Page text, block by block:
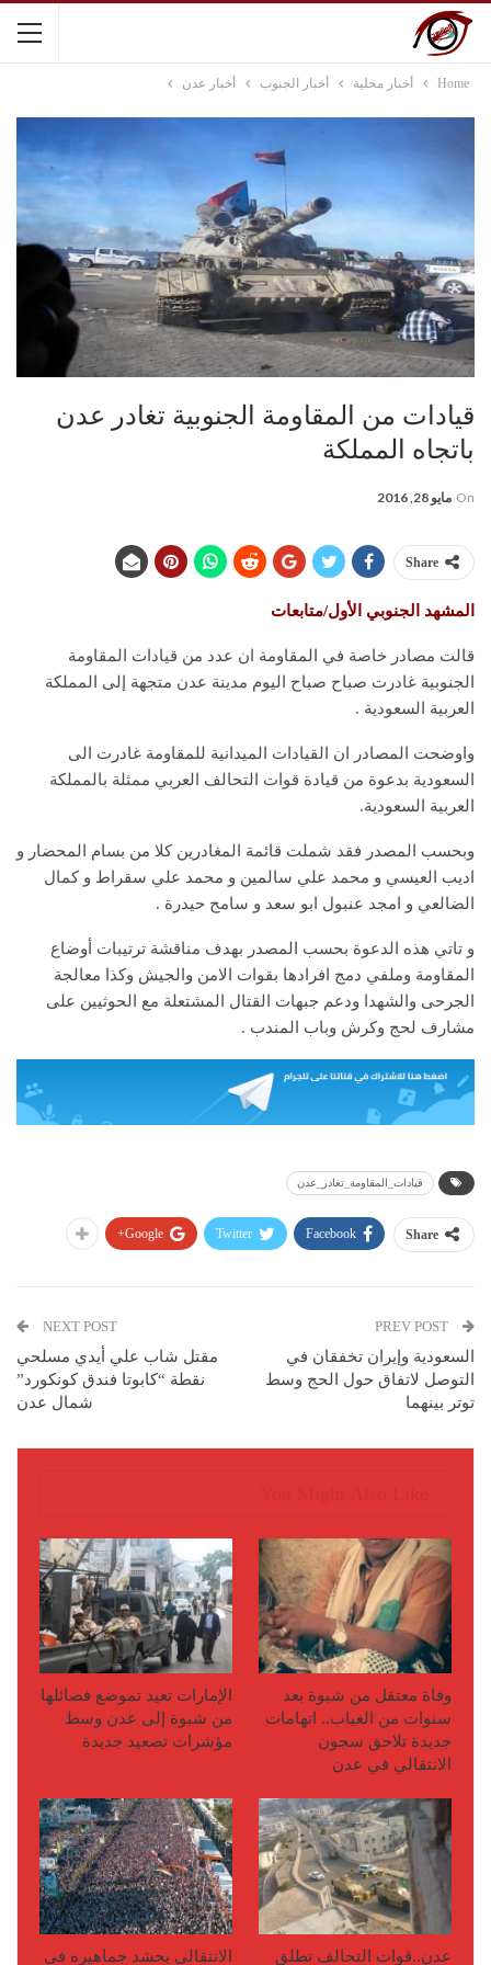
Home أخبار محلية أخبار الجنوب أخبار عدن
قيادات من المقاومة الجنوبية تغادر عدن
باتجاه المملكة
On مايو 28, 2016
Share
المشهد الجنوبي الأول/متابعات
قالت مصادر خاصة في المقاومة ان عدد من قيادات المقاومة
الجنوبية غادرت صباح صباح اليوم مدينة عدن متجهة إلى المملكة
العربية السعودية .
واوضحت المصادر ان القيادات الميدانية للمقاومة غادرت الى
السعودية بدعوة من قيادة قوات التحالف العربي ممثلة بالمملكة
العربية السعودية.
وبحسب المصدر فقد شملت قائمة المغادرين كلا من بسام المحضار و
اديب العيسي و محمد علي سالمين و محمد علي سقراط و كمال
الضالعي و امجد عنبول ابو سعد و سامح حيدرة .
و تاتي هذه الدعوة بحسب المصدر بهدف مناقشة ترتيبات أوضاع
المقاومة وملفي دمج افرادها بقوات الامن والجيش وكذا معالجة
الجرحى والشهدا ودعم جبهات القتال المشتعلة مع الحوثيين على
مشارف لحج وكرش وباب المندب .
قيادات_المقاومة_تغادر_عدن
Share
Facebook
Twitter
Google+
السعودية وإيران تخفقان في
التوصل لاتفاق حول الحج وسط
توتر بينهما
NEXT POST
مقتل شاب علي أيدي مسلحي
نقطة “كابوتا فندق كونكورد”
شمال عدن
وفاة معتقل من شبوة بعد
سنوات من الغياب.. اتهامات
جديدة تلاحق سجون
الانتقالي في عدن
الإمارات تعيد تموضع فصائلها
من شبوة إلى عدن وسط
مؤشرات تصعيد جديدة
عدن..قوات التحالف تطلق الانتقالي يحشد جماهيره في